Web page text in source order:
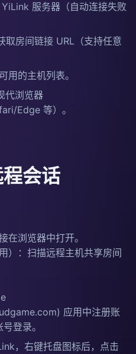
服务器（自动连接失败
取房间链接 URL（支持任意
用的主机列表。
代浏览器
Edge 等）。
会话
在浏览器中打开。
）：扫描远程主机共享房间
) 应用中注册账
登录。
，右键托盘图标后，点击